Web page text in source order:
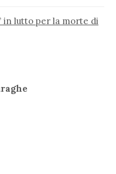
in lutto per la morte di